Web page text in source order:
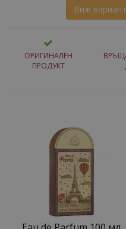
Виж
ОРИГИНАЛЕН
ПРОДУКТ